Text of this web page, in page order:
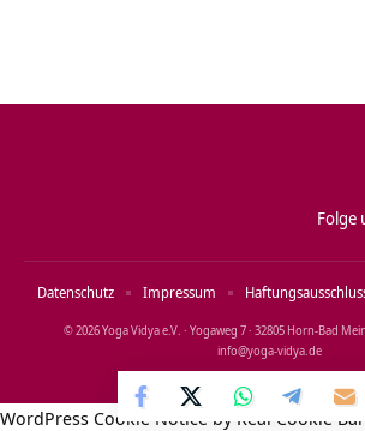
Folge
© 2026 Yoga Vidya e.V. · Yogaweg 7 · 32805 Horn‑Bad
info@yoga‑vidya.de
Datenschutz Impressum
WordPress Cookie Notice by Real Cookie